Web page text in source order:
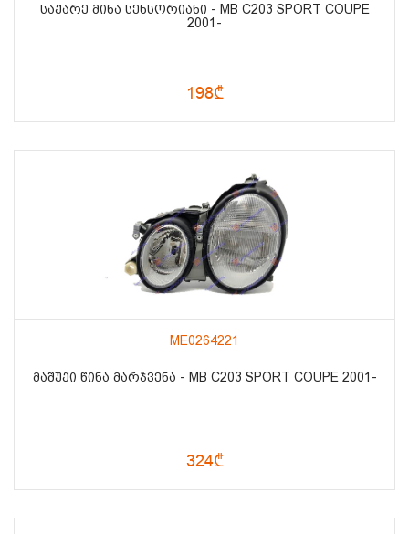
ᲡᲐᲥᲐᲠᲔ ᲛᲘᲜᲐ ᲡᲔᲜᲡᲝᲠᲘᲐᲜᲘ - MB C203 SPORT COUPE
2001-
198₾
ME0264221
ᲛᲐᲨᲣᲥᲘ ᲬᲘᲜᲐ ᲛᲐᲠᲯᲕᲔᲜᲐ - MB C203 SPORT COUPE 2001-
324₾